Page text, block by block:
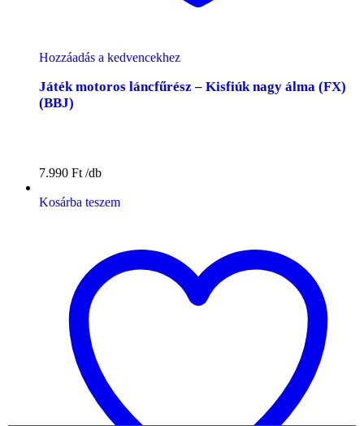
Hozzáadás a kedvencekhez
Játék motoros láncfűrész – Kisfiúk nagy álma (FX)
(BBJ)
7.990 Ft
Kosárba teszem